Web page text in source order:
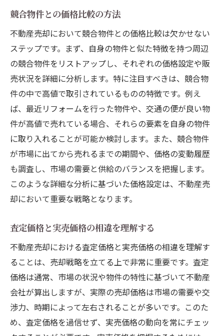
競合物件との価格比較の方法
不動産売却において競合物件との価格比較は欠かせない
ステップです。まず、自身の物件と似た特徴を持つ周辺
の競合物件をリストアップし、それぞれの価格設定や販
売状況を詳細に分析します。特に注目すべきは、競合物
件の中で高値で取引されているものの特徴です。例え
ば、最近リフォームを行った物件や、交通の便が良い物
件が高値で売れている場合、それらの要素を自身の物件
に取り入れることが可能か検討します。また、競合物件
が市場に出てから売れるまでの期間や、価格の変動履歴
も調査し、市場の需要と供給のバランスを把握します。
このような詳細な分析に基づいた価格設定は、不動産売
却において重要な戦略となります。
査定価格と実売価格の相違を理解する
不動産売却における査定価格と実売価格の相違を理解す
ることは、売却戦略を立てる上で非常に重要です。査定
価格は通常、市場の状況や物件の特性に基づいて不動産
会社が算出しますが、実際の売却価格は市場の需要や交
渉力、時期によって左右されることが多いです。このた
め、査定価格を過信せず、実売価格の動向を常にチェッ